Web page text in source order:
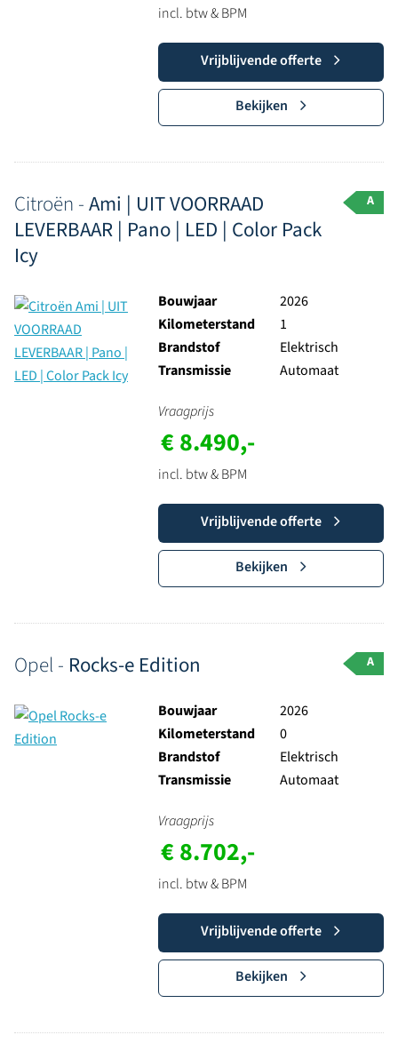
incl. btw & BPM
Vrijblijvende offerte
Bekijken
Citroën -Ami | UIT VOORRAAD
LEVERBAAR | Pano | LED | Color Pack
Icy
A
Bouwjaar
2026
Kilometerstand
1
Brandstof
Elektrisch
Transmissie
Automaat
Vraagprijs
€ 8.490,-
incl. btw & BPM
Vrijblijvende offerte
Bekijken
Opel - Rocks-e Edition A
Bouwjaar
2026
Kilometerstand
0
Brandstof
Elektrisch
Transmissie
Automaat
Vraagprijs
€ 8.702,-
incl. btw & BPM
Vrijblijvende offerte
Bekijken